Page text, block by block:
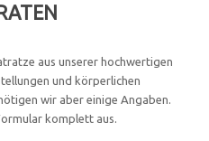
aus unserer hochwertigen
und körperlichen
wir aber einige Angaben.
komplett aus.